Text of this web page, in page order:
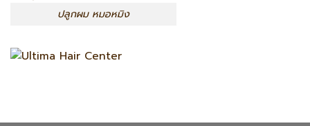
ปลูกผม หมอหมิง